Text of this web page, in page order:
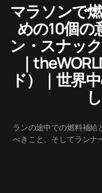
マラソンで
めの10個の
ン・スナッ
｜
ド）｜世界
ランの途中での燃料補給
べきこと、そしてランナ